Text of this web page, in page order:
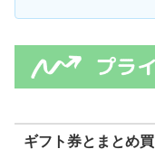
ギフト券とまとめ